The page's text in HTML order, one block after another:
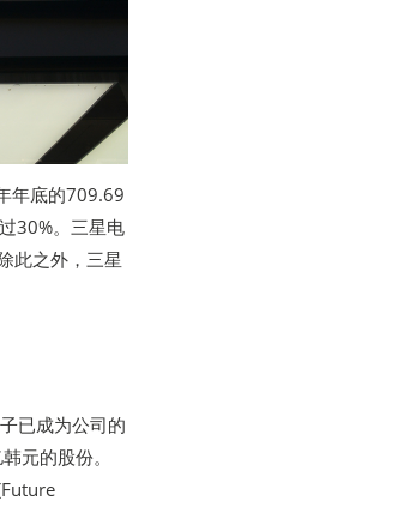
年底的709.69
30%。三星电
此之外，三星
已成为公司的
元的股份。